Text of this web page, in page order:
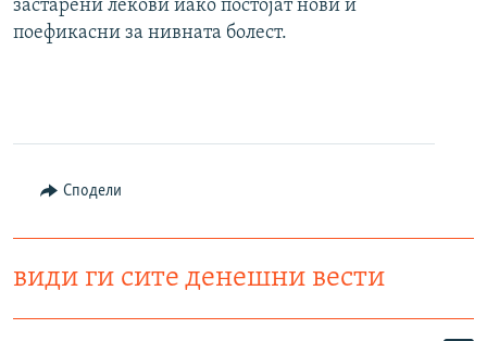
застарени лекови иако постојат нови и
поефикасни за нивната болест.
Сподели
види ги сите денешни вести